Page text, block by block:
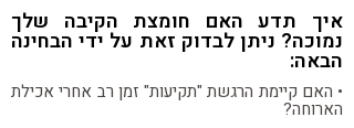
איך תדע האם חומצת הקיבה שלך
נמוכה? ניתן לבדוק זאת על ידי הבחינה
הבאה:
• האם קיימת הרגשת "תקיעות" זמן רב אחרי אכילת
הארוחה?